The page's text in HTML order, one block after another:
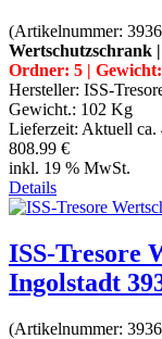
(Artikelnummer:
Wertschutzschrank
Ordner: 5 |
Hersteller: ISS-
Gewicht.: 102 Kg
Lieferzeit: Aktuell ca.
808.99 €
inkl. 19 % MwSt.
Details
ISS-Tresore
Ingolstadt
(Artikelnummer: